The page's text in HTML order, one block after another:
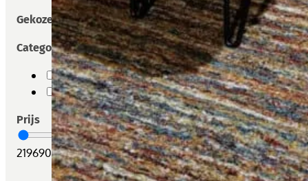
Gekozen filters
Categorieën
Vloerkleden
Woonaccessoires
Prijs
219690